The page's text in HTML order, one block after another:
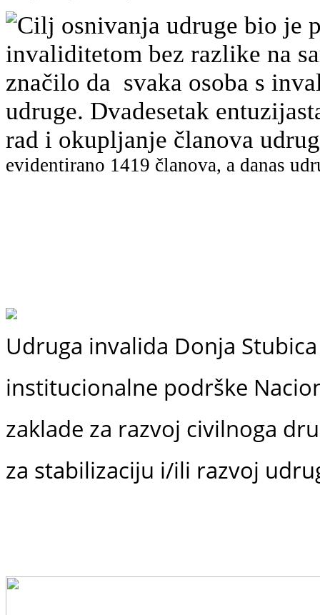
Cilj osnivanja udruge bio je
invaliditetom bez razlike na
značilo da svaka osoba s
udruge. Dvadesetak
rad i okupljanje članova
evidentirano 1419 članova, a danas
Udruga invalida Donja
institucionalne podrške
zaklade za razvoj civilnoga
za stabilizaciju i/ili razvoj